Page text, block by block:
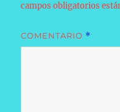
campos obligatorios
COMENTARIO *